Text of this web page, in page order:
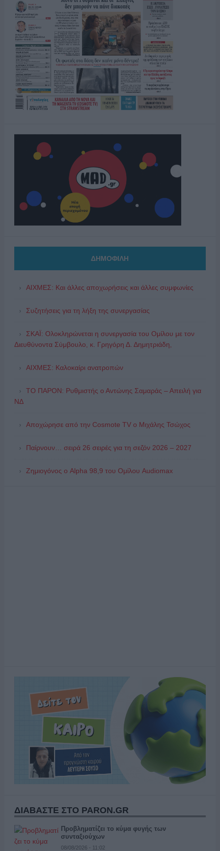
ΔΗΜΟΦΙΛΗ
ΑΙΧΜΕΣ: Και άλλες αποχωρήσεις και άλλες συμφωνίες
Συζητήσεις για τη λήξη της συνεργασίας
ΣΚΑΪ: Ολοκληρώνεται η συνεργασία του Ομίλου με τον
Διευθύνοντα Σύμβουλο, κ. Γρηγόρη Δ. Δημητριάδη,
ΑΙΧΜΕΣ: Καλοκαίρι ανατροπών
ΤΟ ΠΑΡΟΝ: Ρυθμιστής ο Αντώνης Σαμαράς – Απειλή για
ΝΔ
Αποχώρησε από την Cosmote TV o Μιχάλης Τσώχος
Παίρνουν… σειρά 26 σειρές για τη σεζόν 2026 – 2027
Ζημιογόνος ο Alpha 98,9 του Ομίλου Audiomax
ΔΙΑΒΑΣΤΕ ΣΤΟ PARON.GR
Προβληματίζει το κύμα φυγής των
συνταξιούχων
08/08/2026 - 11:02